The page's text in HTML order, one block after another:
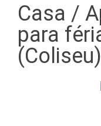
Casa /
para
(Coliseu)